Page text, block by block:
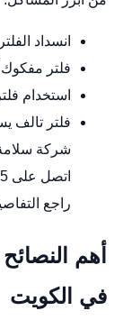
انسداد
فلتر
استخدام
فلتر تالف
شركة سلامة
اتصل على 66633305 أو زرنا بالشويخ عبر
راجع
أهم
في الكويت